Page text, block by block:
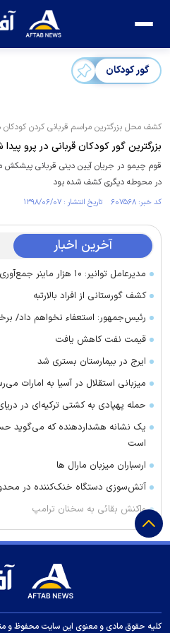
گور کودکان
کشف محل بزرگترین مراسم قربانی کردن کودکان
بزرگترین گور کودکان قربانی در پرو
در محوطه دیگری کشف شده بود
کد خبر: ۶۰۷۵۶۸ تاریخ انتشار : ۱۳۹۸/۰۶/۰۷
آخرین اخبار
مدیرعامل توانیر: ۱۰ هزار ماینر جمع‌آوری شد
کشف گورستانی از افراد بالارتبه
رئیس‌جمهور: استعفاء نخواهم داد/
قیمت نفت کاهش یافت
ایرج در بیمارستان بستری شد
میزبانی استقلال در آسیا به امارات
حمله پهپادی به کشتی ترکیه‌ای در
یک نشانه هشداردهنده که می‌گوید
است
ارسباران میزبان مارال ها
آتش‌سوزی دستگاه خنک‌کننده در
واکنش بقائی به سخنان ترامپ
وزیر خزانه داری آمریکا: در دو سال
شد
سنای آمریکا لایحه تحریم‌های گسترده
واکنش عراقچی به توافقنامه مکه
مقاومت عراق پاسخ به حملات به حشد
کلیه حقوق مادی و معنوی این سایت محفوظ و